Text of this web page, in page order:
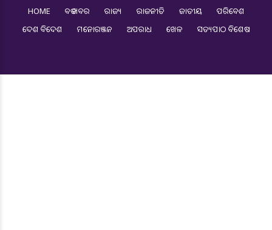
HOME ବଡ ଖବର ରାଜ୍ୟ ରାଜନୀତି ଜାତୀୟ
ପରିବେଶ
ଦେଶ ବିଦେଶ
ମନୋରଞ୍ଜନ ଅପରାଧ ଖେଳ ସତ୍ୟପାଠ ବିଶେଷ